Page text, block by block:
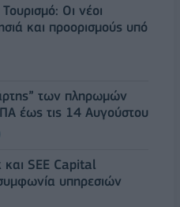
Οι νέοι
και προορισμούς υπό
των πληρωμών
έως τις 14 Αυγούστου
SEE Capital
υπηρεσιών